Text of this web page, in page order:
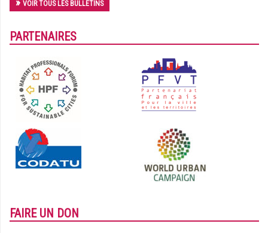
VOIR TOUS LES BULLETINS
PARTENAIRES
FAIRE UN DON